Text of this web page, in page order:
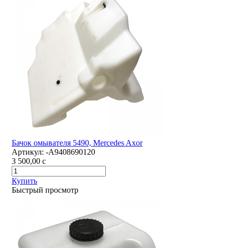
Бачок омывателя 5490, Mercedes Axor
Артикул: -А9408690120
3 500,00 c
Купить
Быстрый просмотр